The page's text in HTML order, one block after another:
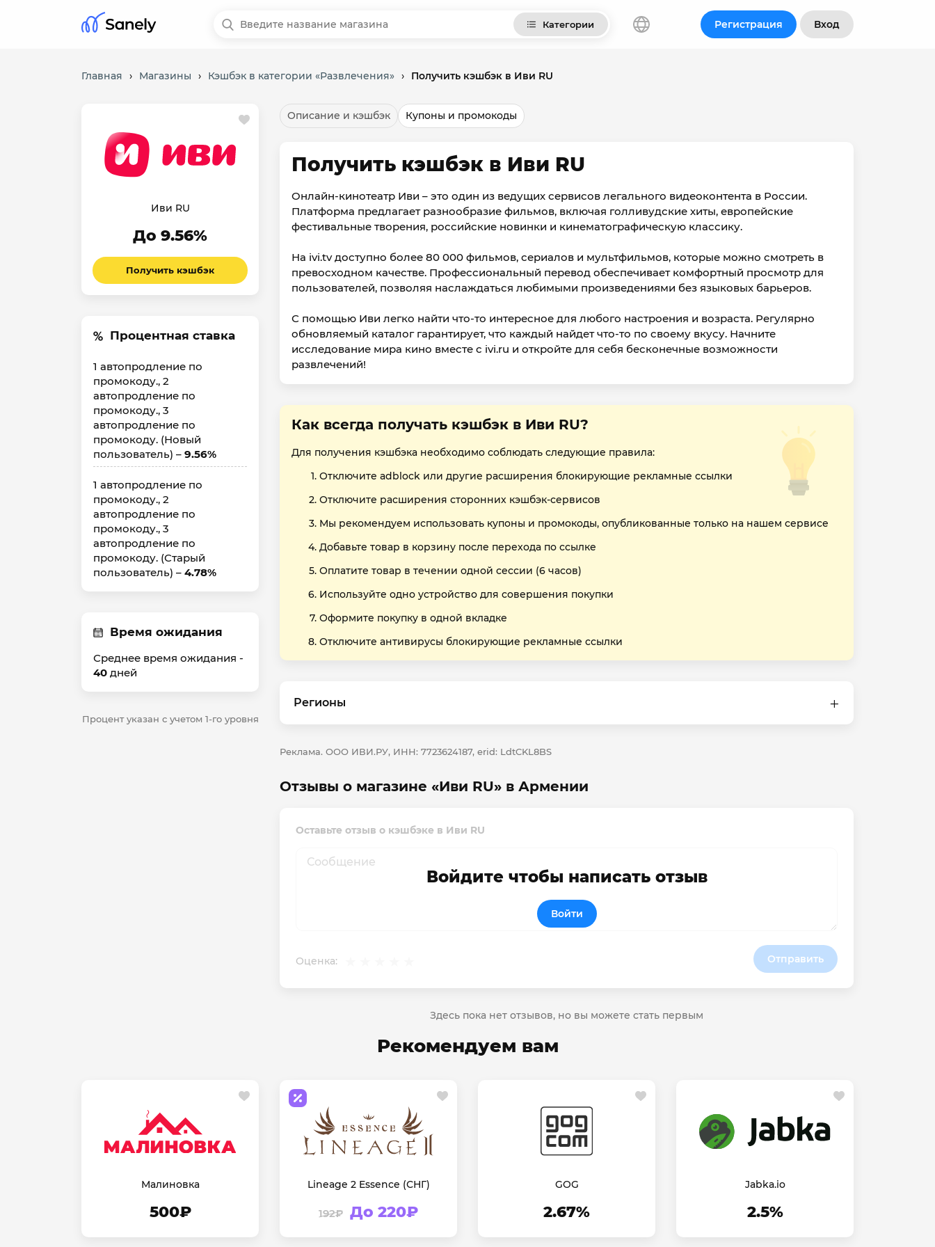
Категории Регистрация Вход
Главная › Магазины › Кэшбэк в категории «Развлечения» › Получить кэшбэк в Иви RU
Иви RU
До 9.56%
Получить кэшбэк
Процентная ставка
1 автопродление по
промокоду., 2
автопродление по
промокоду., 3
автопродление по
промокоду. (Новый
пользователь) – 9.56%
1 автопродление по
промокоду., 2
автопродление по
промокоду., 3
автопродление по
промокоду. (Старый
пользователь) – 4.78%
Время ожидания
Среднее время ожидания -
40 дней
Процент указан с учетом 1-го уровня
Описание и кэшбэк Купоны и промокоды
Получить кэшбэк в Иви RU
Онлайн-кинотеатр Иви – это один из ведущих сервисов легального видеоконтента в России.
Платформа предлагает разнообразие фильмов, включая голливудские хиты, европейские
фестивальные творения, российские новинки и кинематографическую классику.
На ivi.tv доступно более 80 000 фильмов, сериалов и мультфильмов, которые можно смотреть в
превосходном качестве. Профессиональный перевод обеспечивает комфортный просмотр для
пользователей, позволяя наслаждаться любимыми произведениями без языковых барьеров.
С помощью Иви легко найти что-то интересное для любого настроения и возраста. Регулярно
обновляемый каталог гарантирует, что каждый найдет что-то по своему вкусу. Начните
исследование мира кино вместе с ivi.ru и откройте для себя бесконечные возможности
развлечений!
Как всегда получать кэшбэк в Иви RU?
Для получения кэшбэка необходимо соблюдать следующие правила:
Отключите adblock или другие расширения блокирующие рекламные ссылки
Отключите расширения сторонних кэшбэк-сервисов
Мы рекомендуем использовать купоны и промокоды, опубликованные только на нашем сервисе
Добавьте товар в корзину после перехода по ссылке
Оплатите товар в течении одной сессии (6 часов)
Используйте одно устройство для совершения покупки
Оформите покупку в одной вкладке
Отключите антивирусы блокирующие рекламные ссылки
Регионы
Реклама. ООО ИВИ.РУ, ИНН: 7723624187, erid: LdtCKL8BS
Отзывы о магазине «Иви RU» в Армении
Оставьте отзыв о кэшбэке в Иви RU
Оценка: Отправить
Войдите чтобы написать отзыв
Войти
Здесь пока нет отзывов, но вы можете стать первым
Рекомендуем вам
Малиновка
500₽
Lineage 2 Essence (СНГ)
192₽ До 220₽
GOG
2.67%
Jabka.io
2.5%